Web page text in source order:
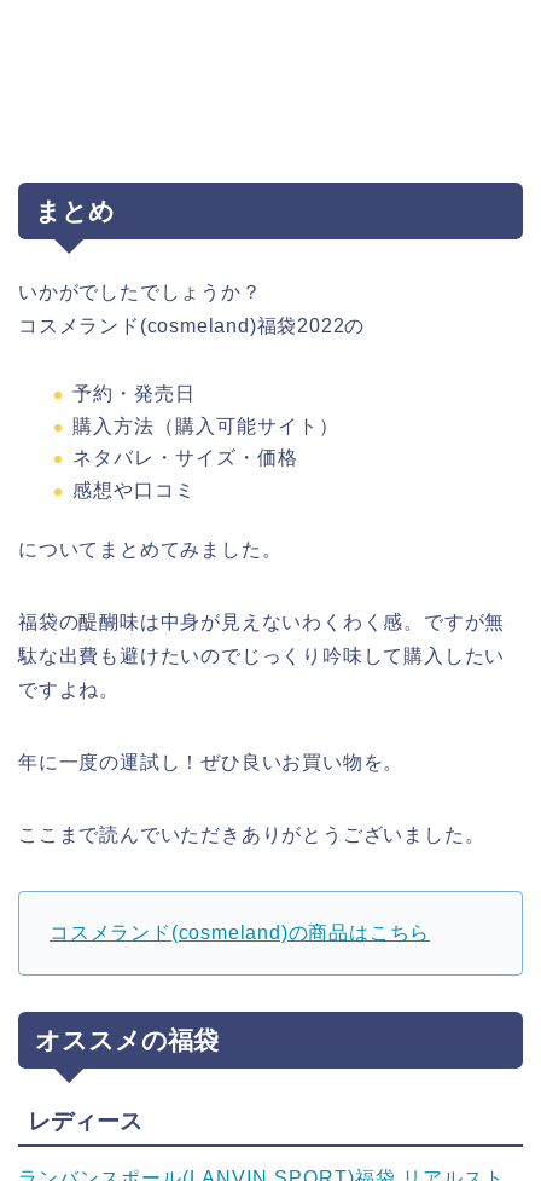
まとめ
いかがでしたでしょうか？
コスメランド(cosmeland)福袋2022の
予約・発売日
購入方法（購入可能サイト）
ネタバレ・サイズ・価格
感想や口コミ
についてまとめてみました。
福袋の醍醐味は中身が見えないわくわく感。ですが無
駄な出費も避けたいのでじっくり吟味して購入したい
ですよね。
年に一度の運試し！ぜひ良いお買い物を。
ここまで読んでいただきありがとうございました。
コスメランド(cosmeland)の商品はこちら
オススメの福袋
レディース